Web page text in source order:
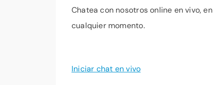
Chatea con nosotros online en vivo, en
cualquier momento.
Iniciar chat en vivo